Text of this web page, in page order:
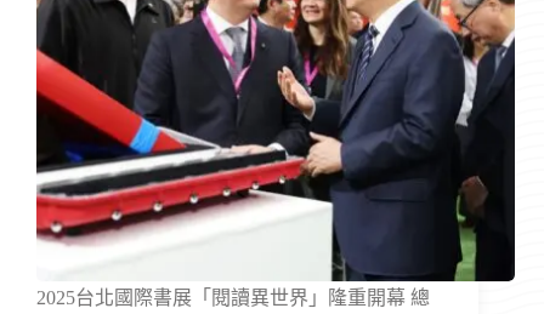
2025台北國際書展「閱讀異世界」隆重開幕 總